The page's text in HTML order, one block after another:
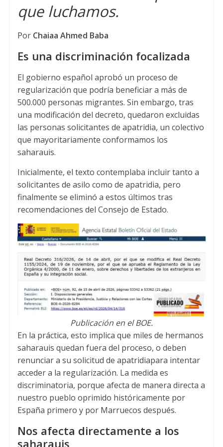
que luchamos.
Por Chaiaa Ahmed Baba
Es una discriminación focalizada
El gobierno español aprobó un proceso de
regularización que podría beneficiar a más de
500.000 personas migrantes. Sin embargo, tras
una modificación del decreto, quedaron excluidas
las personas solicitantes de apatridia, un colectivo
que mayoritariamente conformamos los
saharauis.
Inicialmente, el texto contemplaba incluir tanto a
solicitantes de asilo como de apatridia, pero
finalmente se eliminó a estos últimos tras
recomendaciones del Consejo de Estado.
Publicación en el BOE.
En la práctica, esto implica que miles de hermanos
saharauis quedan fuera del proceso, o deben
renunciar a su solicitud de apatridiapara intentar
acceder a la regularización. La medida es
discriminatoria, porque afecta de manera directa a
nuestro pueblo oprimido históricamente por
España primero y por Marruecos después.
Nos afecta directamente a los
saharauis